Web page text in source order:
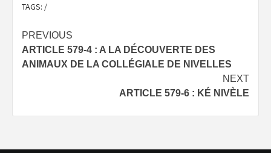
TAGS: /
Post
navigation
PREVIOUS
ARTICLE 579-4 : A LA DÉCOUVERTE DES
ANIMAUX DE LA COLLÉGIALE DE NIVELLES
NEXT
ARTICLE 579-6 : KÉ NIVÈLE